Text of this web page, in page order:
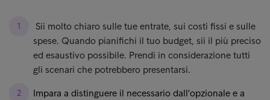
Sii molto chiaro sulle tue entrate, sui costi fissi e sulle
spese. Quando pianifichi il tuo budget, sii il più preciso
ed esaustivo possibile. Prendi in considerazione tutti
gli scenari che potrebbero presentarsi.
Impara a distinguere il necessario dall'opzionale e a